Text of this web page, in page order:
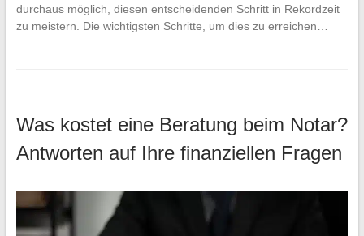
durchaus möglich, diesen entscheidenden Schritt in Rekordzeit
zu meistern. Die wichtigsten Schritte, um dies zu erreichen…
Was kostet eine Beratung beim Notar?
Antworten auf Ihre finanziellen Fragen